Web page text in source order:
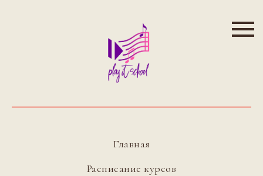
Главная
Расписание курсов